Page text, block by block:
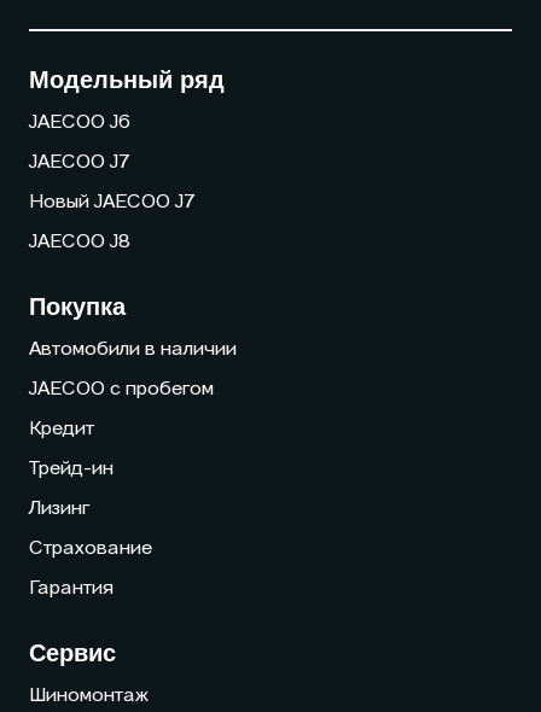
Модельный ряд
JAECOO J6
JAECOO J7
Новый JAECOO J7
JAECOO J8
Покупка
Автомобили в наличии
JAECOO с пробегом
Кредит
Трейд-ин
Лизинг
Страхование
Гарантия
Сервис
Шиномонтаж